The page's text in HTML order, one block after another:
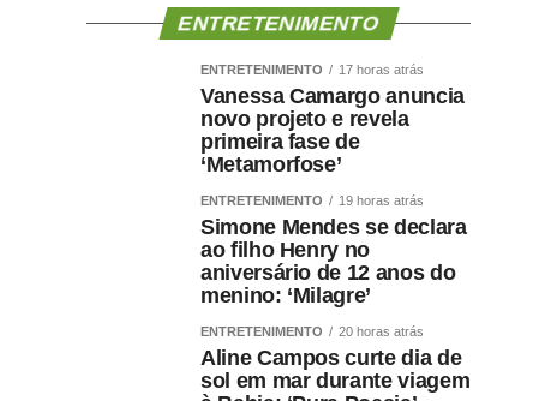
ENTRETENIMENTO
ENTRETENIMENTO 17 horas atrás
Vanessa Camargo anuncia
novo projeto e revela
primeira fase de
‘Metamorfose’
ENTRETENIMENTO 19 horas atrás
Simone Mendes se declara
ao filho Henry no
aniversário de 12 anos do
menino: ‘Milagre’
ENTRETENIMENTO 20 horas atrás
Aline Campos curte dia de
sol em mar durante viagem